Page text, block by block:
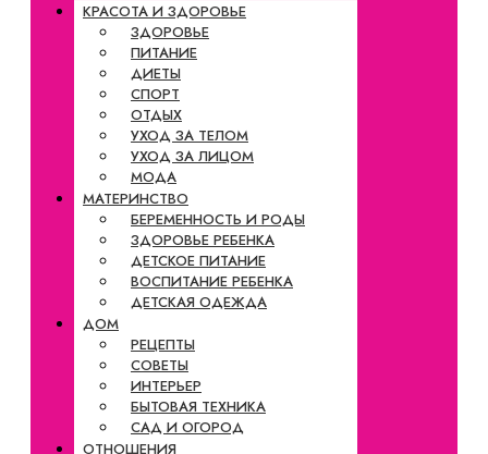
КРАСОТА И ЗДОРОВЬЕ
ЗДОРОВЬЕ
ПИТАНИЕ
ДИЕТЫ
СПОРТ
ОТДЫХ
УХОД ЗА ТЕЛОМ
УХОД ЗА ЛИЦОМ
МОДА
МАТЕРИНСТВО
БЕРЕМЕННОСТЬ И РОДЫ
ЗДОРОВЬЕ РЕБЕНКА
ДЕТСКОЕ ПИТАНИЕ
ВОСПИТАНИЕ РЕБЕНКА
ДЕТСКАЯ ОДЕЖДА
ДОМ
РЕЦЕПТЫ
СОВЕТЫ
ИНТЕРЬЕР
БЫТОВАЯ ТЕХНИКА
САД И ОГОРОД
ОТНОШЕНИЯ